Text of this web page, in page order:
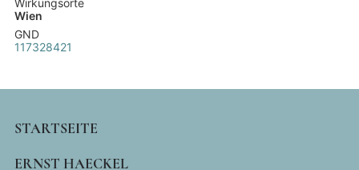
Wirkungsorte
Wien
GND
117328421
MAIN
NAVIGATION
STARTSEITE
ERNST HAECKEL